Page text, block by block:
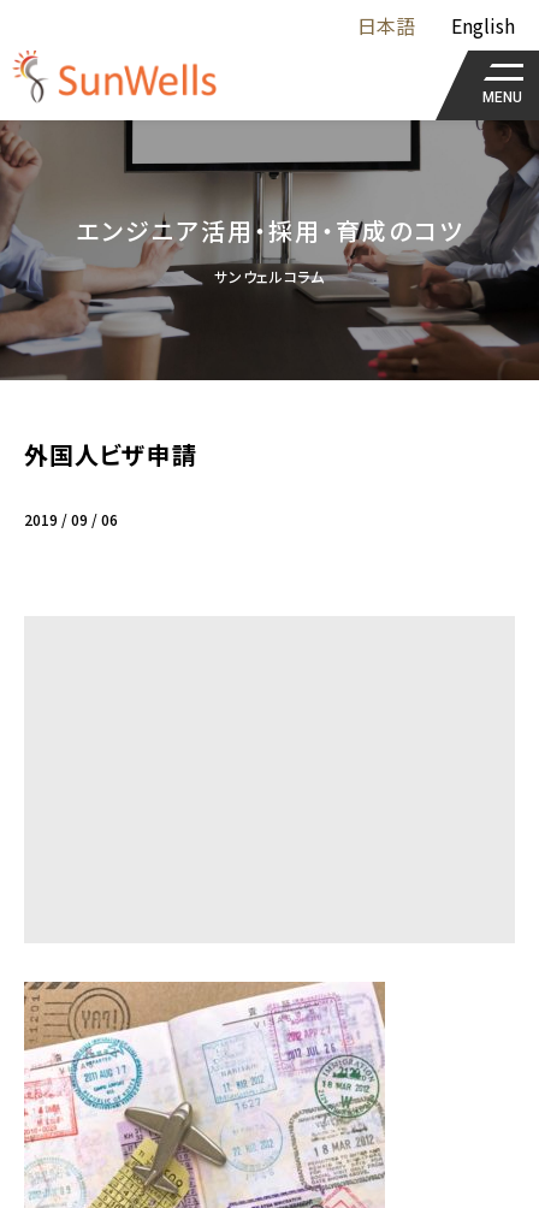
日本語 English
MENU
エンジニア活用・採用・育成のコツ
サンウェルコラム
外国人ビザ申請
2019 / 09 / 06